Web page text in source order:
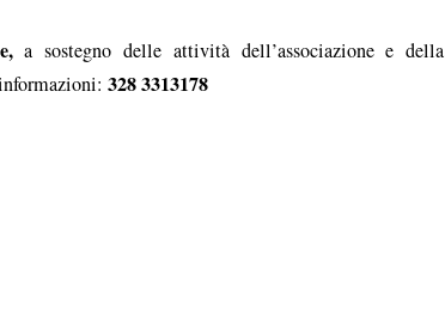
a sostegno delle attività dell’associazione e della
328 3313178